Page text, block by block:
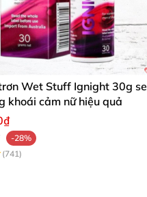
Wet Stuff Ignight 30g se
khoái cảm nữ hiệu quả
-28%
(741)